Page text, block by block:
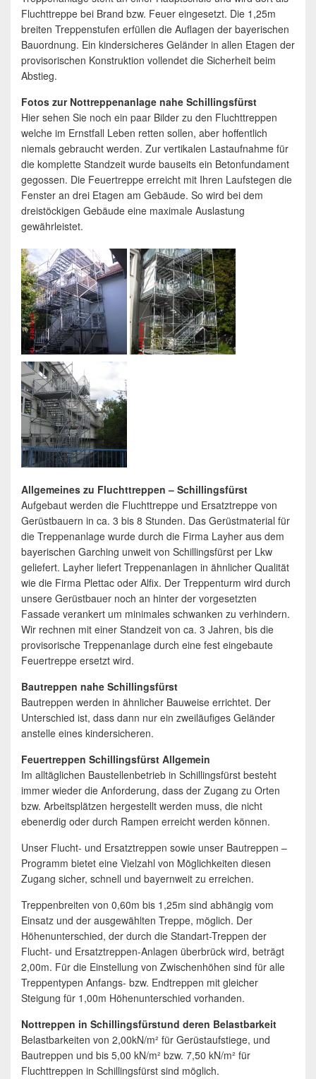
Fluchttreppe bei Brand bzw. Feuer eingesetzt. Die 1,25m
breiten Treppenstufen erfüllen die Auflagen der bayerischen
Bauordnung. Ein kindersicheres Geländer in allen Etagen der
provisorischen Konstruktion vollendet die Sicherheit beim
Abstieg.
Fotos zur Nottreppenanlage nahe Schillingsfürst
Hier sehen Sie noch ein paar Bilder zu den Fluchttreppen
welche im Ernstfall Leben retten sollen, aber hoffentlich
niemals gebraucht werden. Zur vertikalen Lastaufnahme für
die komplette Standzeit wurde bauseits ein Betonfundament
gegossen. Die Feuertreppe erreicht mit Ihren Laufstegen die
Fenster an drei Etagen am Gebäude. So wird bei dem
dreistöckigen Gebäude eine maximale Auslastung
gewährleistet.
Allgemeines zu Fluchttreppen – Schillingsfürst
Aufgebaut werden die Fluchttreppe und Ersatztreppe von
Gerüstbauern in ca. 3 bis 8 Stunden. Das Gerüstmaterial für
die Treppenanlage wurde durch die Firma Layher aus dem
bayerischen Garching unweit von Schillingsfürst per Lkw
geliefert. Layher liefert Treppenanlagen in ähnlicher Qualität
wie die Firma Plettac oder Alfix. Der Treppenturm wird durch
unsere Gerüstbauer noch an hinter der vorgesetzten
Fassade verankert um minimales schwanken zu verhindern.
Wir rechnen mit einer Standzeit von ca. 3 Jahren, bis die
provisorische Treppenanlage durch eine fest eingebaute
Feuertreppe ersetzt wird.
Bautreppen nahe Schillingsfürst
Bautreppen werden in ähnlicher Bauweise errichtet. Der
Unterschied ist, dass dann nur ein zweiläufiges Geländer
anstelle eines kindersicheren.
Feuertreppen Schillingsfürst Allgemein
Im alltäglichen Baustellenbetrieb in Schillingsfürst besteht
immer wieder die Anforderung, dass der Zugang zu Orten
bzw. Arbeitsplätzen hergestellt werden muss, die nicht
ebenerdig oder durch Rampen erreicht werden können.
Unser Flucht- und Ersatztreppen sowie unser Bautreppen –
Programm bietet eine Vielzahl von Möglichkeiten diesen
Zugang sicher, schnell und bayernweit zu erreichen.
Treppenbreiten von 0,60m bis 1,25m sind abhängig vom
Einsatz und der ausgewählten Treppe, möglich. Der
Höhenunterschied, der durch die Standart-Treppen der
Flucht- und Ersatztreppen-Anlagen überbrück wird, beträgt
2,00m. Für die Einstellung von Zwischenhöhen sind für alle
Treppentypen Anfangs- bzw. Endtreppen mit gleicher
Steigung für 1,00m Höhenunterschied vorhanden.
Nottreppen in Schillingsfürstund deren Belastbarkeit
Belastbarkeiten von 2,00kN/m² für Gerüstaufstiege, und
Bautreppen und bis 5,00 kN/m² bzw. 7,50 kN/m² für
Fluchttreppen in Schillingsfürst sind möglich.